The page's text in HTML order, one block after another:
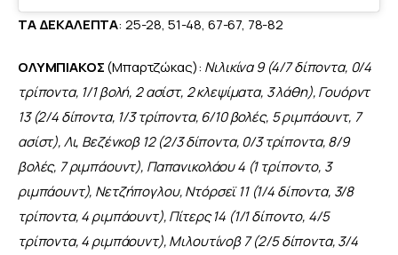
ΤΑ ΔΕΚΑΛΕΠΤΑ: 25-28, 51-48, 67-67, 78-82
ΟΛΥΜΠΙΑΚΟΣ (Μπαρτζώκας): Νιλικίνα 9 (4/7 δίποντα, 0/4
τρίποντα, 1/1 βολή, 2 ασίστ, 2 κλεψίματα, 3 λάθη), Γουόρντ
13 (2/4 δίποντα, 1/3 τρίποντα, 6/10 βολές, 5 ριμπάουντ, 7
ασίστ), Λι, Βεζένκοβ 12 (2/3 δίποντα, 0/3 τρίποντα, 8/9
βολές, 7 ριμπάουντ), Παπανικολάου 4 (1 τρίποντο, 3
ριμπάουντ), Νετζήπογλου, Ντόρσεϊ 11 (1/4 δίποντα, 3/8
τρίποντα, 4 ριμπάουντ), Πίτερς 14 (1/1 δίποντο, 4/5
τρίποντα, 4 ριμπάουντ), Μιλουτίνοβ 7 (2/5 δίποντα, 3/4